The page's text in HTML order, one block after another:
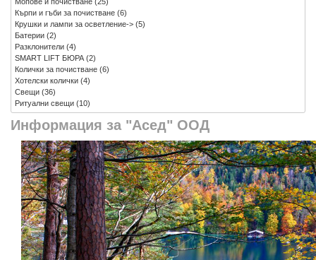
Информация за "Асед" ООД
Мопове и почистване (25)
Кърпи и гъби за почистване (6)
Крушки и лампи за осветление-> (5)
Батерии (2)
Разклонители (4)
SMART LIFT БЮРА(2)
Колички за почистване (6)
Хотелски колички (4)
Свещи (36)
Ритуални свещи (10)